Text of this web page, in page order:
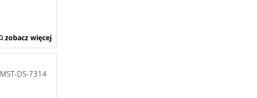
zobacz więcej
MST-DS-7314